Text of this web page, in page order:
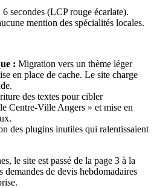
secondes (LCP rouge écarlate).
mention des spécialités locales.
: Migration vers un thème léger
en place de cache. Le site charge
des textes pour cibler
Centre-Ville Angers » et mise en
des plugins inutiles qui ralentissaient
le site est passé de la page 3 à la
demandes de devis hebdomadaires